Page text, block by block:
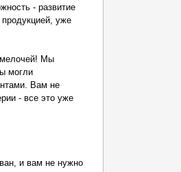
- развитие
продукцией, уже
мелочей! Мы
могли
Вам не
- все это уже
и вам не нужно